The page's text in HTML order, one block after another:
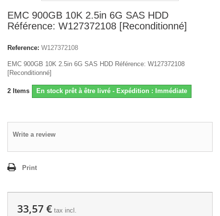
EMC 900GB 10K 2.5in 6G SAS HDD
Référence: W127372108 [Reconditionné]
Reference: W127372108
EMC 900GB 10K 2.5in 6G SAS HDD Référence: W127372108
[Reconditionné]
2 Items En stock prêt à être livré - Expédition : Immédiate
Write a review
Print
33,57 € tax incl.